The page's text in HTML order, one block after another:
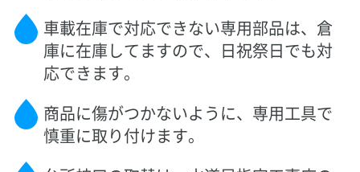
車載在庫で対応できない専用部品は、倉
庫に在庫してますので、日祝祭日でも対
応できます。
商品に傷がつかないように、専用工具で
慎重に取り付けます。